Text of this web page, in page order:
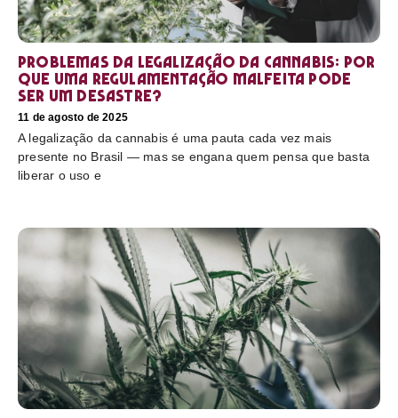
Problemas da legalização da cannabis: por
que uma regulamentação malfeita pode
ser um desastre?
11 de agosto de 2025
A legalização da cannabis é uma pauta cada vez mais
presente no Brasil — mas se engana quem pensa que basta
liberar o uso e